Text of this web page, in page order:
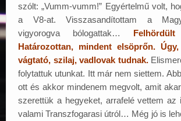
szólt: „Vumm-vumm!” Egyértelmű volt,
a V8-at. Visszasandítottam a
vigyorogva bólogattak…
Határozottan, mindent elsöprőn.
vágtató, szilaj, vadlovak tudnak.
folytattuk utunkat. Itt már nem siettem.
ott és akkor mindenem megvolt, amit
szerettük a hegyeket, arrafelé vettem az
valami Transzfogarasi útról… Még jó is